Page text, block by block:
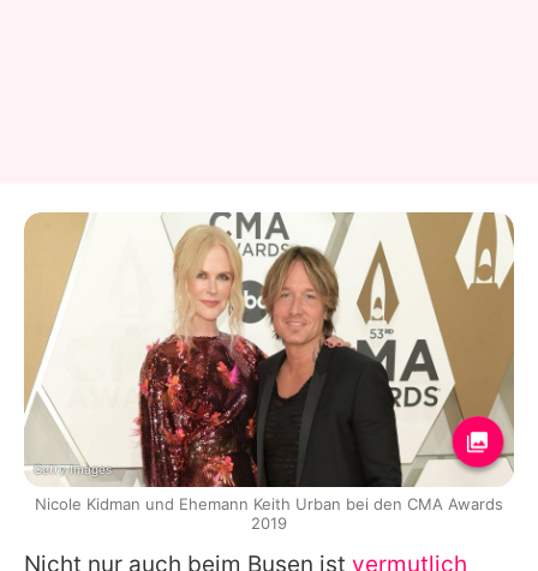
Nicht nur auch beim Busen ist vermutlich
Getty Images
Nicole Kidman und Ehemann Keith Urban bei den CMA Awards
2019